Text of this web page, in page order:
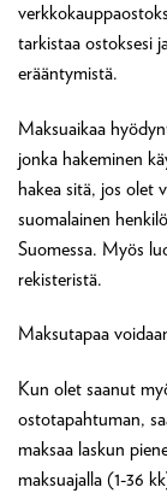
tarkistaa ostoksesi
erääntymistä.
Maksuaikaa
jonka hakeminen
hakea sitä, jos olet
suomalainen
Suomessa. Myös
rekisteristä.
Maksutapaa
Kun olet saanut
ostotapahtuman,
maksaa laskun
maksuajalla (1-36